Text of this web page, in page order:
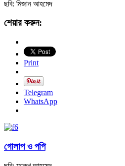
ছবি: মিজান আহমেদ
শেয়ার করুন:
Print
Telegram
WhatsApp
গোলাপ ও পপি